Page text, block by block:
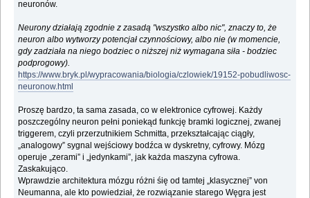
neuronów.
Neurony działają zgodnie z zasadą "wszystko albo nic", znaczy to, że
neuron albo wytworzy potencjał czynnościowy, albo nie (w momencie,
gdy zadziała na niego bodziec o niższej niż wymagana siła - bodziec
podprogowy).
https://www.bryk.pl/wypracowania/biologia/czlowiek/19152-pobudliwosc-
neuronow.html
Proszę bardzo, ta sama zasada, co w elektronice cyfrowej. Każdy
poszczególny neuron pełni poniekąd funkcję bramki logicznej, zwanej
triggerem, czyli przerzutnikiem Schmitta, przekształcając ciągły,
„analogowy” sygnal wejściowy bodźca w dyskretny, cyfrowy. Mózg
operuje „zerami” i „jedynkami”, jak każda maszyna cyfrowa.
Zaskakująco.
Wprawdzie architektura mózgu różni śię od tamtej „klasycznej” von
Neumanna, ale kto powiedział, że rozwiązanie starego Węgra jest